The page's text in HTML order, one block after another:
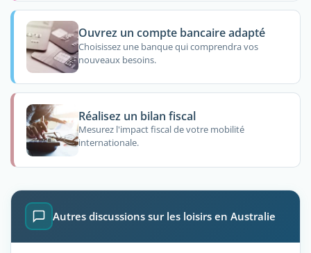
Ouvrez un compte bancaire adapté
Choisissez une banque qui comprendra vos
nouveaux besoins.
Réalisez un bilan fiscal
Mesurez l'impact fiscal de votre mobilité
internationale.
Autres discussions sur les loisirs en Australie